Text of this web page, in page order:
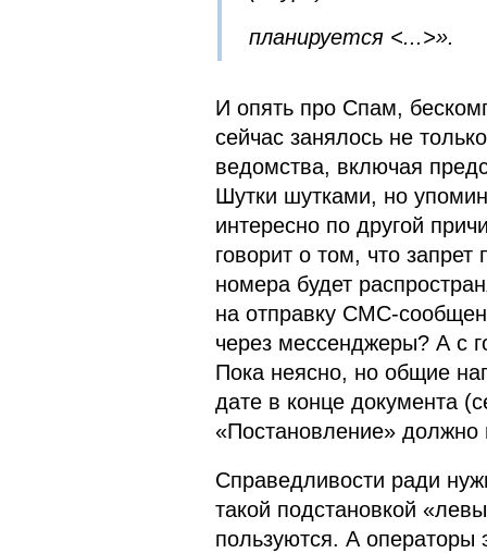
планируется <...>».
И опять про Спам,
сейчас занялось не
ведомства, включая
Шутки шутками, но
интересно по другой
говорит о том, что
номера будет
на отправку СМС-
через мессенджеры? А с
Пока неясно, но общие
дате в конце документа
«Постановление» должно
Справедливости ради
такой подстановкой
пользуются. А операторы